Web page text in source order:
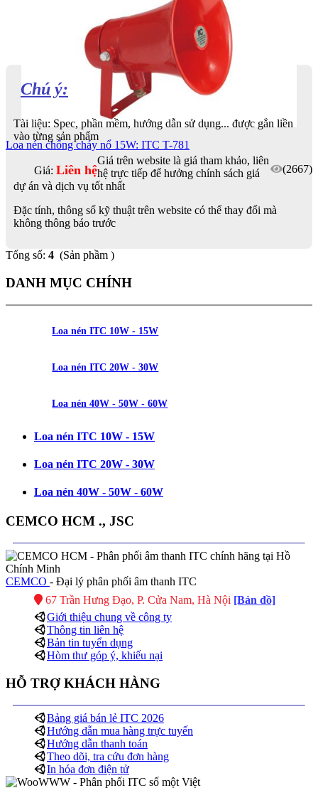
Loa nén chống cháy nổ 15W: ITC T-781
Giá: Liên hệ (2667)
Chú ý:
Tài liệu: Spec, phần mềm, hướng dẫn sử dụng... được gắn liền
vào từng sản phẩm
Giá trên website là giá tham khảo, liên
hệ trực tiếp để hưởng chính sách giá
dự án và dịch vụ tốt nhất
Đặc tính, thông số kỹ thuật trên website có thể thay đổi mà
không thông báo trước
Tổng số: 4 (Sản phầm )
DANH MỤC CHÍNH
Loa nén ITC 10W - 15W
Loa nén ITC 20W - 30W
Loa nén 40W - 50W - 60W
Loa nén ITC 10W - 15W
Loa nén ITC 20W - 30W
Loa nén 40W - 50W - 60W
CEMCO HCM ., JSC
CEMCO - Đại lý phân phối âm thanh ITC
67 Trần Hưng Đạo, P. Cửa Nam, Hà Nội [Bản đồ]
Giới thiệu chung về công ty
Thông tin liên hệ
Bản tin tuyển dụng
Hòm thư góp ý, khiếu nại
HỖ TRỢ KHÁCH HÀNG
Bảng giá bán lẻ ITC 2026
Hướng dẫn mua hàng trực tuyến
Hướng dẫn thanh toán
Theo dõi, tra cứu đơn hàng
In hóa đơn điện tử